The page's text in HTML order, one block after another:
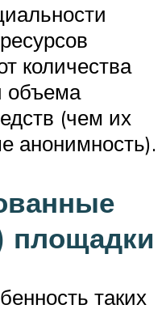
количества
объема
(чем их
площадки
таких